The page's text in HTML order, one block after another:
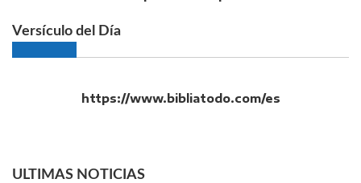
Versículo del Día
https://www.bibliatodo.com/es
ULTIMAS NOTICIAS